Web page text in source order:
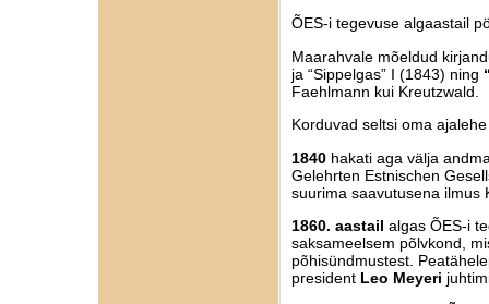
ÕES-i tegevuse algaastail
Maarahvale mõeldud
ja “Sippelgas” I (1843) ning
Faehlmann kui Kreutzwald.
Korduvad seltsi oma
1840 hakati aga välja
Gelehrten Estnischen
suurima saavutusena ilmus
1860. aastail algas ÕES-i
saksameelsem põlvkond,
põhisündmustest.
president Leo Meyeri